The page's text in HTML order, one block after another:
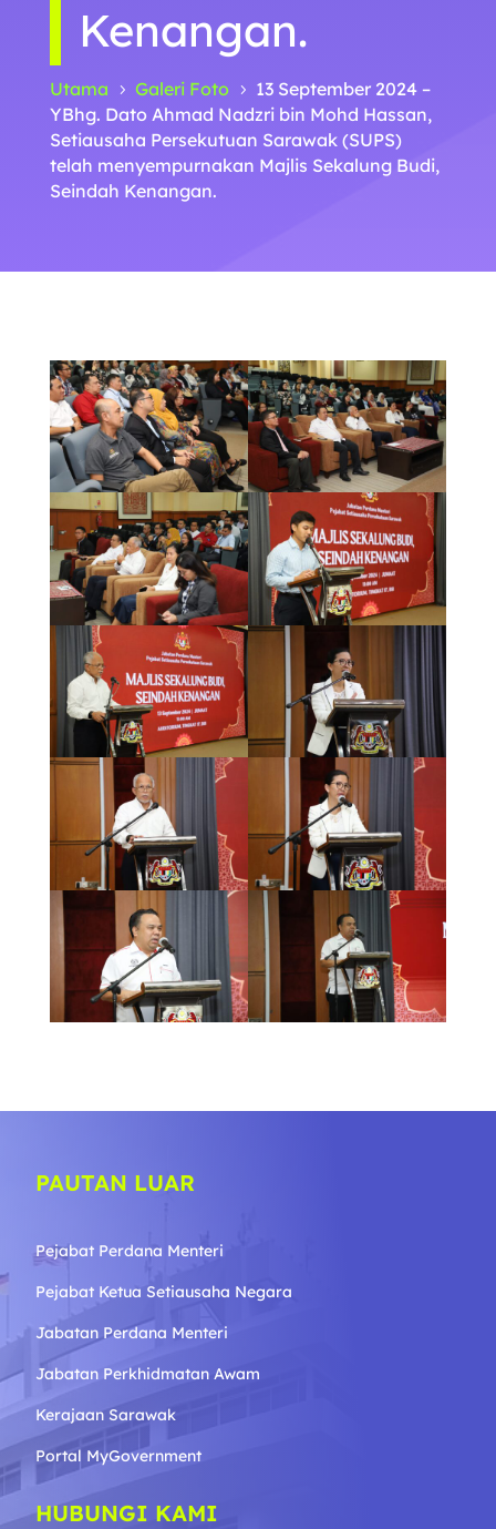
Kenangan.
Utama 5 Galeri Foto 5
13 September 2024 –
YBhg. Dato Ahmad Nadzri bin Mohd Hassan,
Setiausaha Persekutuan Sarawak (SUPS)
telah menyempurnakan Majlis Sekalung Budi,
Seindah Kenangan.
PAUTAN LUAR
Pejabat Perdana Menteri
Pejabat Ketua Setiausaha Negara
Jabatan Perdana Menteri
Jabatan Perkhidmatan Awam
Kerajaan Sarawak
Portal MyGovernment
HUBUNGI KAMI